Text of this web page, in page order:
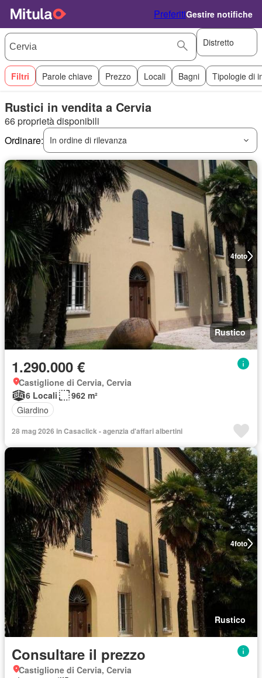
PreferitiGestire notifiche
Distretto
Filtri Parole chiave Prezzo Locali Bagni Tipologie di
Rustici in vendita a Cervia
66 proprietà disponibili
Ordinare:
In ordine di rilevanza
4foto
Rustico
1.290.000 €
Castiglione di Cervia, Cervia
6 Locali
962 m²
Giardino
28 mag 2026 in Casaclick - agenzia d'affari albertini
4foto
Rustico
Consultare il prezzo
Castiglione di Cervia, Cervia